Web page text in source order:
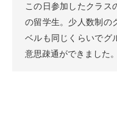
この日参加したクラス
の留学生。少人数制の
ベルも同じくらいでグ
意思疎通ができました。